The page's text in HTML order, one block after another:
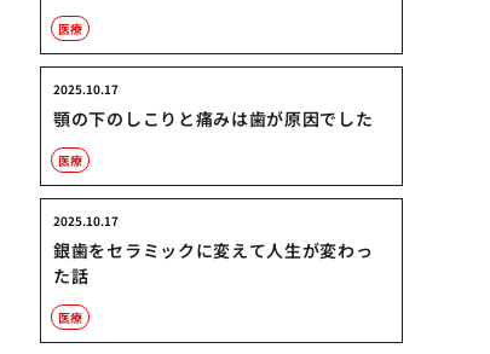
医療
顎の下のしこりと痛みは歯が原因でした
2025.10.17
医療
銀歯をセラミックに変えて人生が変わっ
た話
2025.10.17
医療